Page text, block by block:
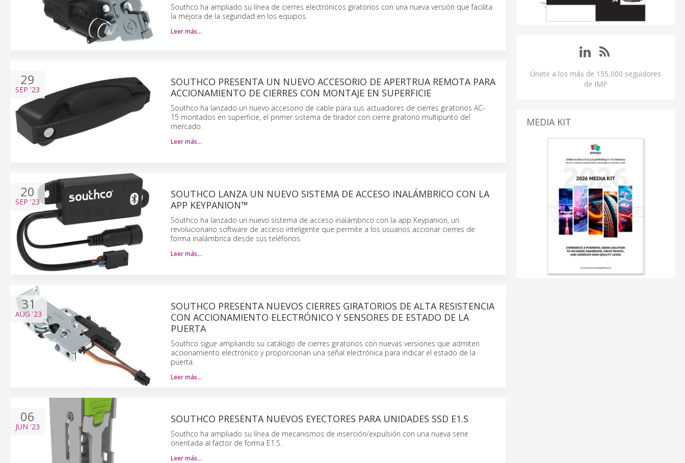
Southco ha ampliado su línea de cierres electrónicos giratorios con una nueva versión que facilita
la mejora de la seguridad en los equipos.
Leer más…
29
SEP '23
SOUTHCO PRESENTA UN NUEVO ACCESORIO DE APERTRUA REMOTA PARA
ACCIONAMIENTO DE CIERRES CON MONTAJE EN SUPERFICIE
Southco ha lanzado un nuevo accesorio de cable para sus actuadores de cierres giratorios AC-
15 montados en superficie, el primer sistema de tirador con cierre giratorio multipunto del
mercado.
Leer más…
20
SEP '23
SOUTHCO LANZA UN NUEVO SISTEMA DE ACCESO INALÁMBRICO CON LA
APP KEYPANION™
Southco ha lanzado un nuevo sistema de acceso inalámbrico con la app Keypanion, un
revolucionario software de acceso inteligente que permite a los usuarios accionar cierres de
forma inalámbrica desde sus teléfonos.
Leer más…
31
AUG '23
SOUTHCO PRESENTA NUEVOS CIERRES GIRATORIOS DE ALTA RESISTENCIA
CON ACCIONAMIENTO ELECTRÓNICO Y SENSORES DE ESTADO DE LA
PUERTA
Southco sigue ampliando su catálogo de cierres giratorios con nuevas versiones que admiten
accionamiento electrónico y proporcionan una señal electrónica para indicar el estado de la
puerta.
Leer más…
06
JUN '23
SOUTHCO PRESENTA NUEVOS EYECTORES PARA UNIDADES SSD E1.S
Southco ha ampliado su línea de mecanismos de inserción/expulsión con una nueva serie
orientada al factor de forma E1.S.
Leer más…
Únete a los más de 155,000 seguidores
de IMP
MEDIA KIT